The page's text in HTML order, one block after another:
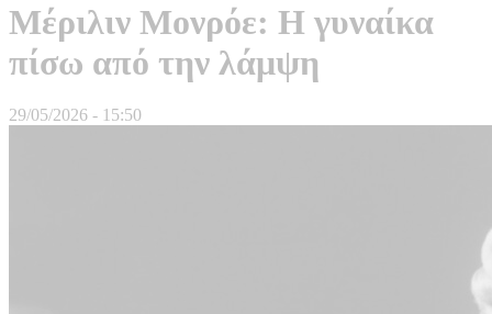
Μέριλιν Μονρόε: Η γυναίκα
πίσω από την λάμψη
29/05/2026 - 15:50